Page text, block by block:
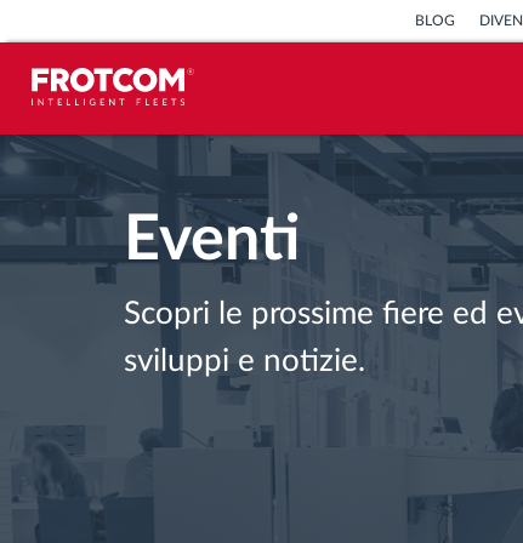
BLOG
Tracciamento dei veicoli e
monitoraggio dei sensori
Analisi dello stile di guida
Monitoraggio dei tempi di guida
Gestione delle forza lavoro
Eventi
Scopri le prossime fiere ed
sviluppi e notizie.